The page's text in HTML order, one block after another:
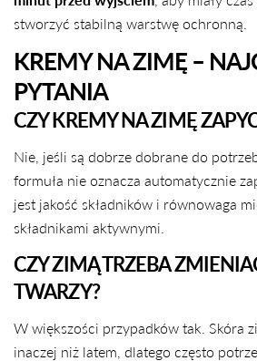
stworzyć stabilną warstwę ochronną.
KREMY NA ZIMĘ –
PYTANIA
CZY KREMY NA ZIMĘ
Nie, jeśli są dobrze dobrane do
formuła nie oznacza automatycznie
jest jakość składników i równowaga
składnikami aktywnymi.
CZY ZIMĄ TRZEBA
TWARZY?
W większości przypadków tak. Skóra
inaczej niż latem, dlatego często